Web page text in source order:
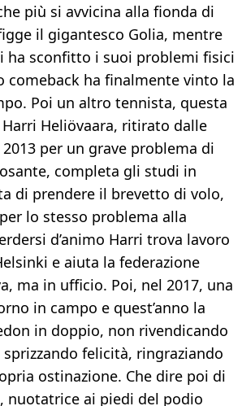
più si avvicina alla fionda di
il gigantesco Golia, mentre
ha sconfitto i suoi problemi fisici
comeback ha finalmente vinto la
Poi un altro tennista, questa
Heliövaara, ritirato dalle
per un grave problema di
completa gli studi in
di prendere il brevetto di volo,
lo stesso problema alla
d’animo Harri trova lavoro
e aiuta la federazione
ma in ufficio. Poi, nel 2017, una
in campo e quest’anno la
in doppio, non rivendicando
felicità, ringraziando
ostinazione. Che dire poi di
nuotatrice ai piedi del podio